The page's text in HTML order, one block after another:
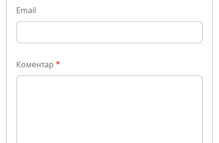
Email
Коментар *